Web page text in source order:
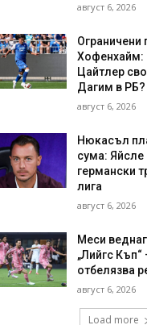
август 6, 2026
Ограничени
Хофенхайм:
Цайтлер
Дагим в РБ?
август 6, 2026
Нюкасъл
сума: Яйсле
германски
лига
август 6, 2026
Меси
„Лийгс Къп“
отбелязва
август 6, 2026
Load more